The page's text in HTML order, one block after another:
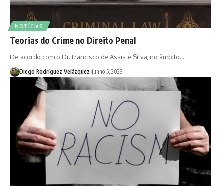
NOTÍCIAS
Teorias do Crime no Direito Penal
De acordo com o Dr. Francisco de Assis e Silva, no âmbito…
Diego Rodríguez Velázquez junho 5, 2023